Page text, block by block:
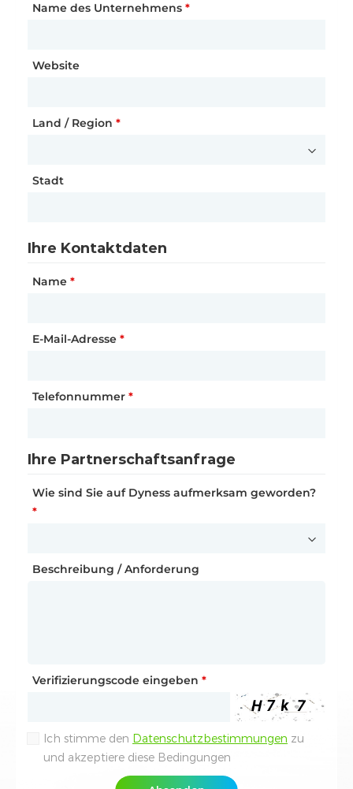
Telefonnummer*
E-Mail-Adresse
Land / Region *
Stadt
Name des Unternehmens
Interessiertes Produkt
KundeTyp*
Wie haben Sie von uns erfahren?*
Beschreibung / Anforderung
Ich stimme denDatenschutzbestimmungen
Absenden
Kundentyp*
Straße und Hausnummer
Postleitzahl*
Stadt
Anrede*
Vorname*
Funktion
E-Mail-Adresse*
Ihre Anfrage
Beschreibung / Anforderung*
Name des Unternehmens *
Website
Land / Region *
Stadt
Ihre Kontaktdaten
Name *
E-Mail-Adresse *
Telefonnummer *
Ihre Partnerschaftsanfrage
Wie sind Sie auf Dyness aufmerksam geworden?
*
Beschreibung / Anforderung
Verifizierungscode eingeben *
Ich stimme den Datenschutzbestimmungen zu
und akzeptiere diese Bedingungen